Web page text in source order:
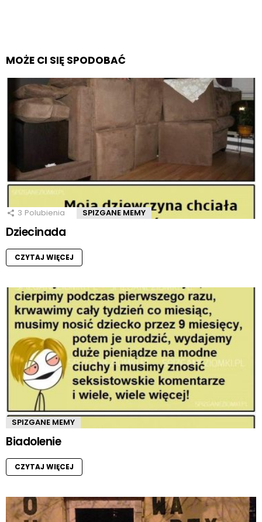
MOŻE CI SIĘ SPODOBAĆ
3 Polubienia SPIZGANE MEMY
Dziecinada
CZYTAJ WIĘCEJ
SPIZGANE MEMY
Biadolenie
CZYTAJ WIĘCEJ